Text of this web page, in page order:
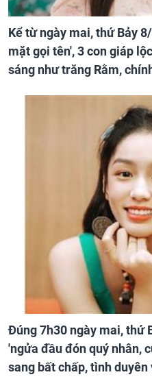
Kể từ ngày mai, thứ Bảy
mặt gọi tên', 3 con giáp
sáng như trăng Rằm,
Đúng 7h30 ngày mai, thứ
'ngửa đầu đón quý nhân,
sang bất chấp, tình duyên